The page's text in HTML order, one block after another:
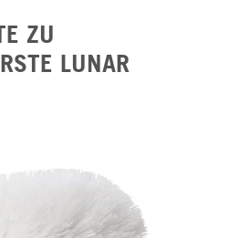
ZU
LUNAR